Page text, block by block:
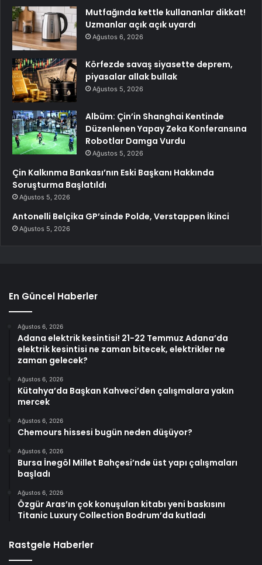
Mutfağında kettle kullananlar dikkat!
Uzmanlar açık açık uyardı
Ağustos 6, 2026
Körfezde savaş siyasette deprem,
piyasalar allak bullak
Ağustos 5, 2026
Albüm: Çin’in Shanghai Kentinde
Düzenlenen Yapay Zeka Konferansına
Robotlar Damga Vurdu
Ağustos 5, 2026
Çin Kalkınma Bankası’nın Eski Başkanı Hakkında
Soruşturma Başlatıldı
Ağustos 5, 2026
Antonelli Belçika GP’sinde Polde, Verstappen İkinci
Ağustos 5, 2026
En Güncel Haberler
Ağustos 6, 2026
Adana elektrik kesintisi! 21-22 Temmuz Adana’da
elektrik kesintisi ne zaman bitecek, elektrikler ne
zaman gelecek?
Ağustos 6, 2026
Kütahya’da Başkan Kahveci’den çalışmalara yakın
mercek
Ağustos 6, 2026
Chemours hissesi bugün neden düşüyor?
Ağustos 6, 2026
Bursa İnegöl Millet Bahçesi’nde üst yapı çalışmaları
başladı
Ağustos 6, 2026
Özgür Aras’ın çok konuşulan kitabı yeni baskısını
Titanic Luxury Collection Bodrum’da kutladı
Rastgele Haberler